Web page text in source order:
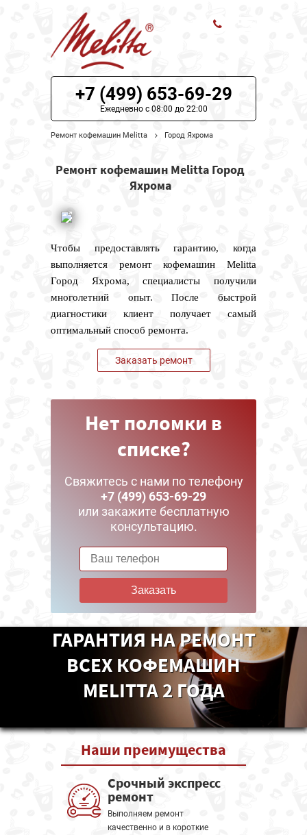
ЦЕНЫ НА РЕМОНТ
О СЕРВИСЕ
МОДЕЛИ MELITTA
НАШИ КОНТАКТЫ
+7 (499) 653-69-29
Ежедневно с 08:00 до 22:00
Ремонт кофемашин Melitta Город Яхрома
Ремонт кофемашин Melitta Город
Яхрома
Чтобы предоставлять гарантию, когда
выполняется ремонт кофемашин Melitta
Город Яхрома, специалисты получили
многолетний опыт. После быстрой
диагностики клиент получает самый
оптимальный способ ремонта.
Заказать ремонт
Нет поломки в
списке?
Свяжитесь с нами по телефону
+7 (499) 653-69-29
или закажите бесплатную
консультацию.
Заказать
ГАРАНТИЯ НА РЕМОНТ
ВСЕХ КОФЕМАШИН
MELITTA 2 ГОДА
Наши преимущества
Срочный экспресс
ремонт
Выполняем ремонт
качественно и в короткие